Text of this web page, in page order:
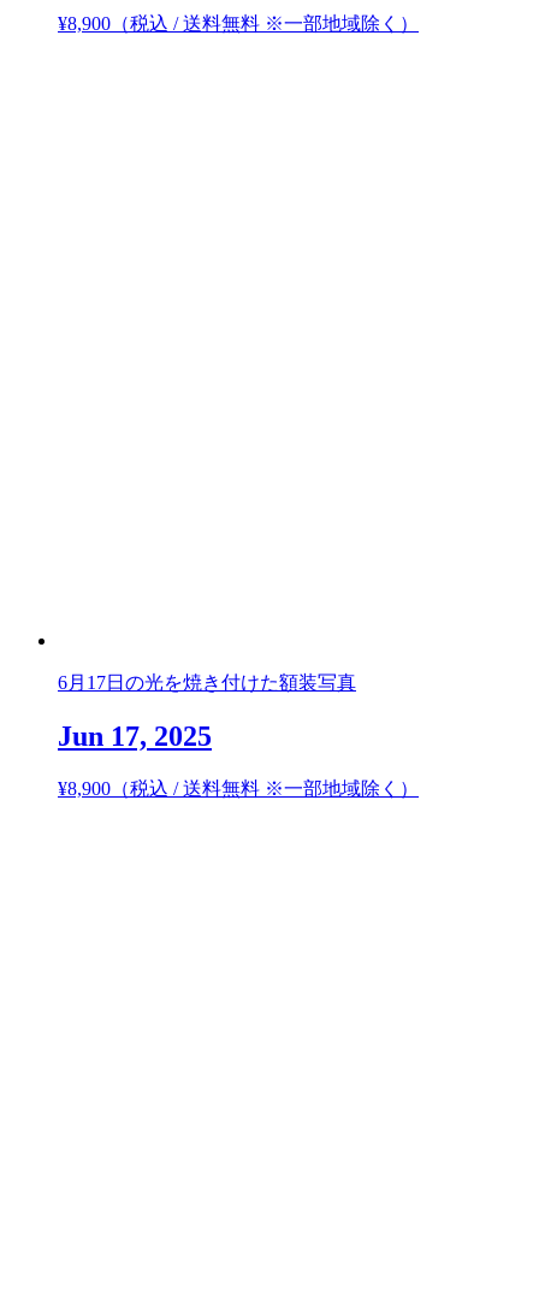
¥8,900 （税込 / 送料無料 ※一部地域除く）
6月17日の光を焼き付けた額装写真
Jun 17, 2025
¥8,900 （税込 / 送料無料 ※一部地域除く）